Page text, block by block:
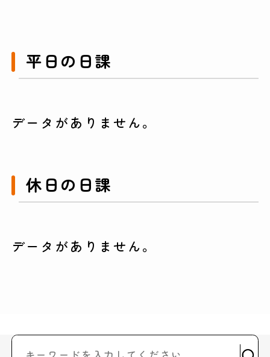
平日の日課
データがありません。
休日の日課
データがありません。